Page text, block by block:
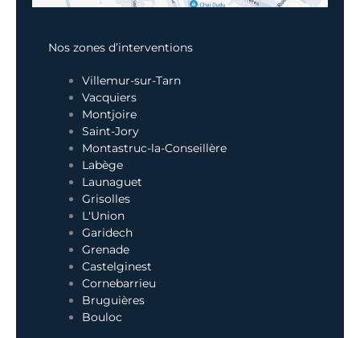
Nos zones d’interventions
Villemur-sur-Tarn
Vacquiers
Montjoire
Saint-Jory
Montastruc-la-Conseillère
Labège
Launaguet
Grisolles
L'Union
Garidech
Grenade
Castelginest
Cornebarrieu
Bruguières
Bouloc